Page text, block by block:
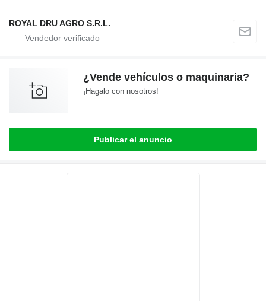
ROYAL DRU AGRO S.R.L.
¿Vende vehículos o maquinaria?
¡Hagalo con nosotros!
Publicar el anuncio